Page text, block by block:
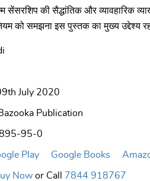
की सैद्धांतिक और व्यावहारिक
को समझना इस पुस्तक का मुख्य उद्देश्य
July 2020
Publication
95-0
Play Google Books
Now or Call 7844 918767